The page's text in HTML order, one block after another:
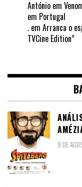
António em
em Portugal
. em Arranca o
TVCine Edition”
9 DE